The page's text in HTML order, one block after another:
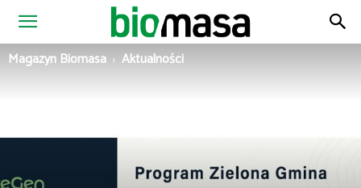
Magazyn
Magazyn Biomasa Aktualności